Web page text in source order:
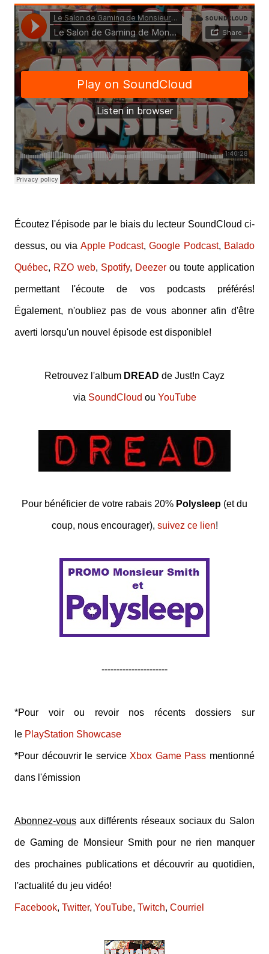
Écoutez l'épisode par le biais du lecteur SoundCloud ci-
dessus, ou via Apple Podcast,Google Podcast, Balado
Québec, RZO web, Spotify, Deezer ou toute application
permettant l'écoute de vos podcasts préférés!
Également, n'oubliez pas de vous abonner afin d'être
averti lorsqu'un nouvel épisode est disponible!
Retrouvez l'album DREAD de Just!n Cayz
via SoundCloud ou YouTube
Pour bénéficier de votre rabais 20% Polysleep (et du
coup, nous encourager), suivez ce lien!
----------------------
*Pour voir ou revoir nos récents dossiers sur
le PlayStation Showcase
*Pour découvrir le service Xbox Game Pass mentionné
dans l'émission
Abonnez-vous aux différents réseaux sociaux du Salon
de Gaming de Monsieur Smith pour ne rien manquer
des prochaines publications et découvrir au quotidien,
l'actualité du jeu vidéo!
Facebook, Twitter, YouTube, Twitch, Courriel